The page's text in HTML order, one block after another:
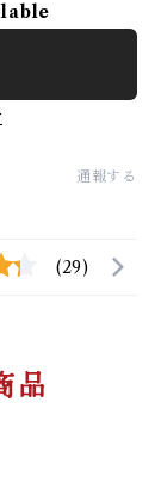
通報する
(29)
品